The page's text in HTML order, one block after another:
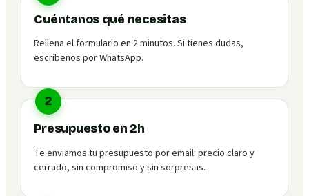
Cuéntanos qué necesitas
Rellena el formulario en 2 minutos. Si tienes dudas,
escríbenos por WhatsApp.
2
Presupuesto en 2h
Te enviamos tu presupuesto por email: precio claro y
cerrado, sin compromiso y sin sorpresas.